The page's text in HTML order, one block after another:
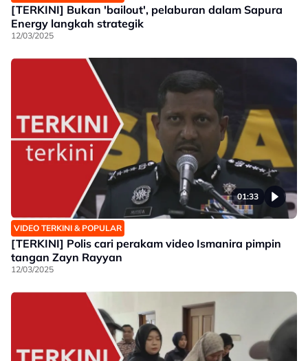
[TERKINI] Bukan 'bailout', pelaburan dalam Sapura
Energy langkah strategik
12/03/2025
01:33
VIDEO TERKINI & POPULAR
[TERKINI] Polis cari perakam video Ismanira pimpin
tangan Zayn Rayyan
12/03/2025